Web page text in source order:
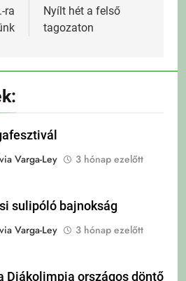
ra
Nyílt hét a felső
tagozaton
Varga-Ley
3 hónap ezelőtt
sulipóló bajnokság
Varga-Ley
3 hónap ezelőtt
Diákolimpia országos döntő